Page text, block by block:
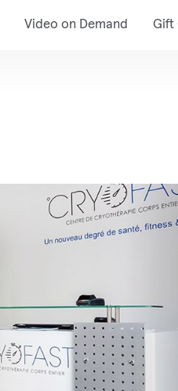
Video on Demand Gift